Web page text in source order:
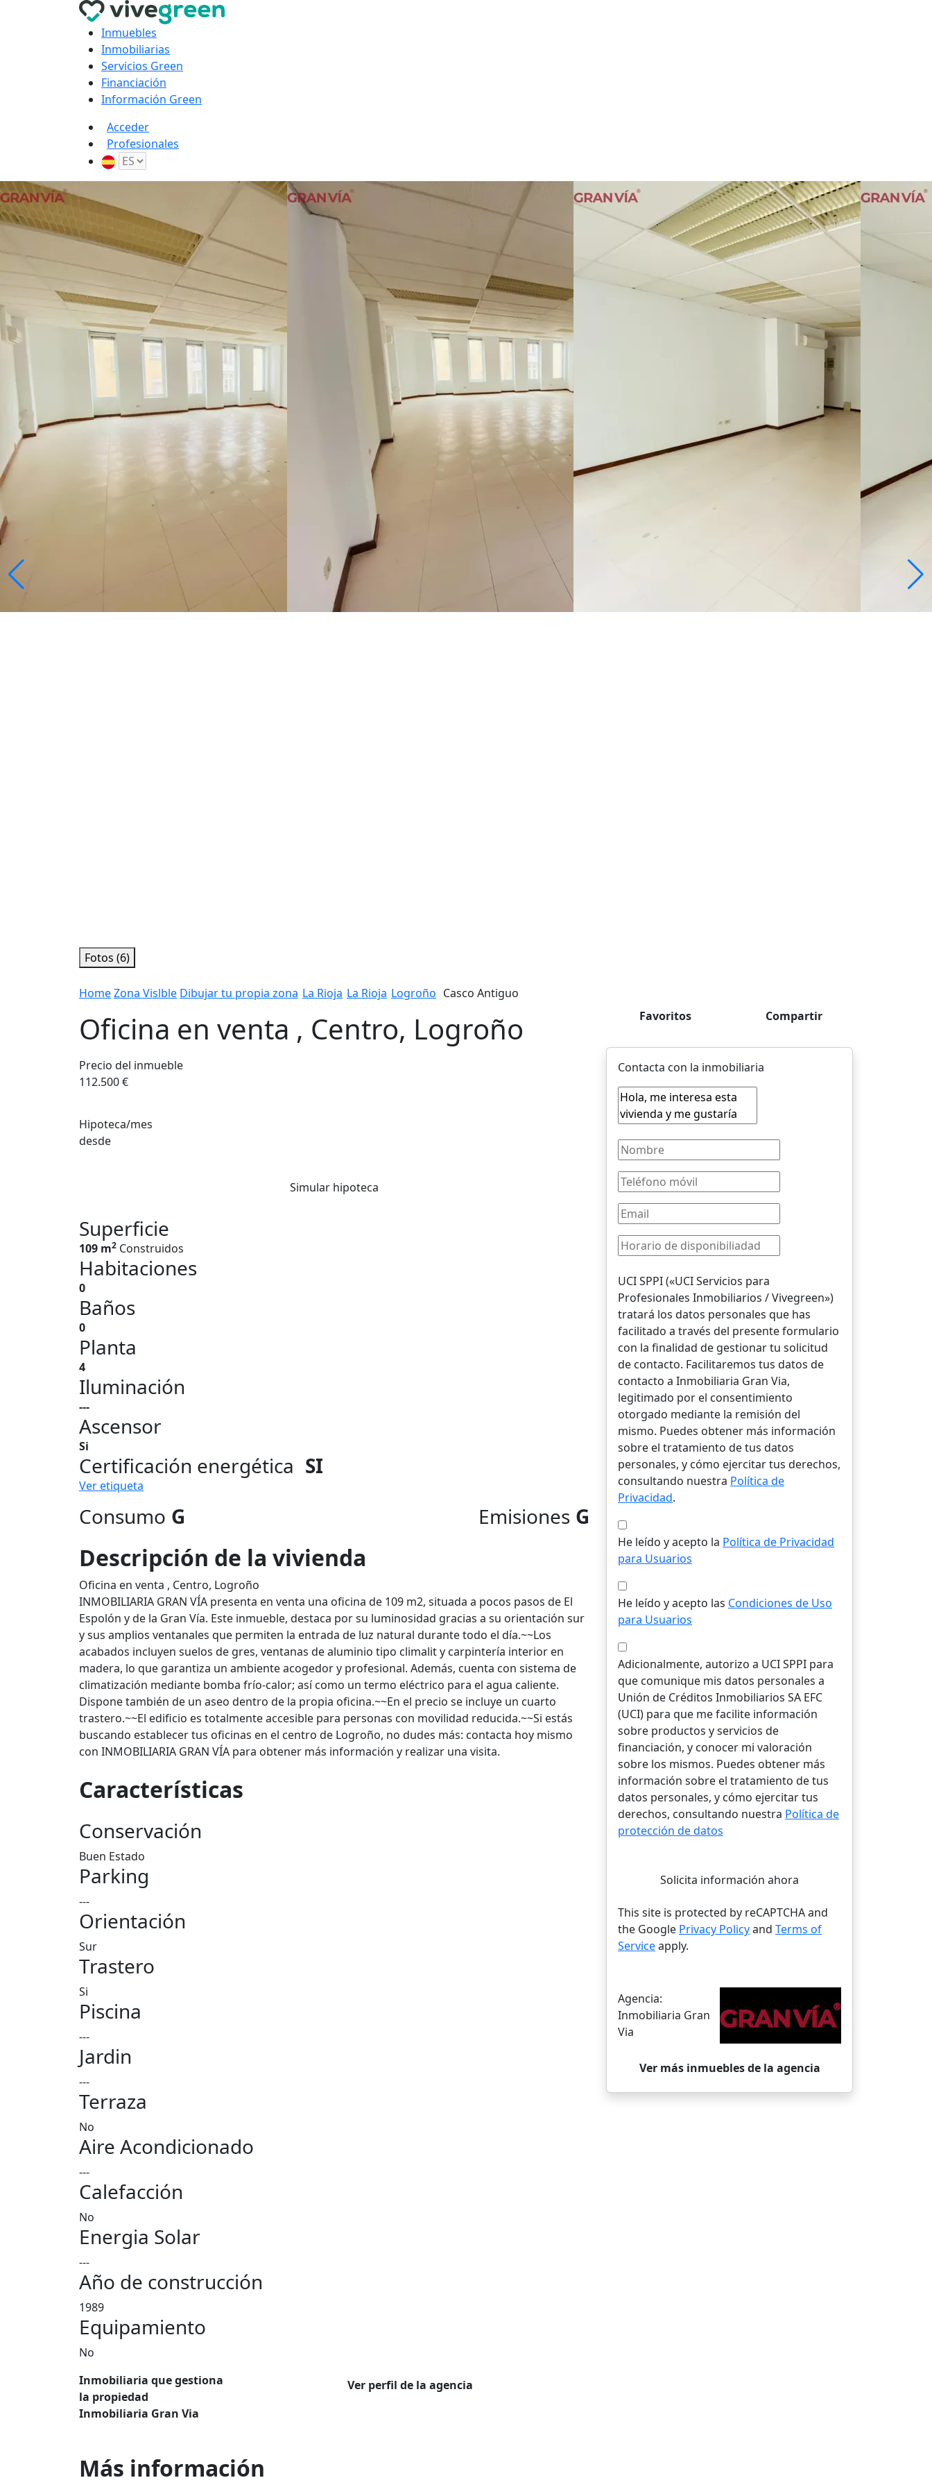
Inmuebles
Inmobiliarias
Servicios Green
Financiación
Información Green
Acceder
Profesionales
Fotos (6)
HomeZona Vislble Dibujar tu propia zona La Rioja La Rioja Logroño Casco Antiguo
Oficina en venta , Centro, Logroño
Precio del inmueble
112.500 €
Hipoteca/mes
desde
Simular hipoteca
Superficie
109 m2 Construidos
Habitaciones
0
Baños
0
Planta
4
Iluminación
---
Ascensor
Si
Certificación energética SI
Ver etiqueta
Consumo G Emisiones G
Descripción de la vivienda
Oficina en venta , Centro, Logroño
INMOBILIARIA GRAN VÍA presenta en venta una oficina de 109 m2, situada a pocos pasos de El
Espolón y de la Gran Vía. Este inmueble, destaca por su luminosidad gracias a su orientación sur
y sus amplios ventanales que permiten la entrada de luz natural durante todo el día.~~Los
acabados incluyen suelos de gres, ventanas de aluminio tipo climalit y carpintería interior en
madera, lo que garantiza un ambiente acogedor y profesional. Además, cuenta con sistema de
climatización mediante bomba frío-calor; así como un termo eléctrico para el agua caliente.
Dispone también de un aseo dentro de la propia oficina.~~En el precio se incluye un cuarto
trastero.~~El edificio es totalmente accesible para personas con movilidad reducida.~~Si estás
buscando establecer tus oficinas en el centro de Logroño, no dudes más: contacta hoy mismo
con INMOBILIARIA GRAN VÍA para obtener más información y realizar una visita.
Características
Conservación
Buen Estado
Parking
---
Orientación
Sur
Trastero
Si
Piscina
---
Jardin
---
Terraza
No
Aire Acondicionado
---
Calefacción
No
Energia Solar
---
Año de construcción
1989
Equipamiento
No
Inmobiliaria que gestiona
la propiedad
Inmobiliaria Gran Via
Ver perfil de la agencia
Más información
Favoritos Compartir
Contacta con la inmobiliaria
UCI SPPI («UCI Servicios para
Profesionales Inmobiliarios / Vivegreen»)
tratará los datos personales que has
facilitado a través del presente formulario
con la finalidad de gestionar tu solicitud
de contacto. Facilitaremos tus datos de
contacto a Inmobiliaria Gran Via,
legitimado por el consentimiento
otorgado mediante la remisión del
mismo. Puedes obtener más información
sobre el tratamiento de tus datos
personales, y cómo ejercitar tus derechos,
consultando nuestra Política de
Privacidad.
He leído y acepto la Política de Privacidad
para Usuarios
He leído y acepto las Condiciones de Uso
para Usuarios
Adicionalmente, autorizo a UCI SPPI para
que comunique mis datos personales a
Unión de Créditos Inmobiliarios SA EFC
(UCI) para que me facilite información
sobre productos y servicios de
financiación, y conocer mi valoración
sobre los mismos. Puedes obtener más
información sobre el tratamiento de tus
datos personales, y cómo ejercitar tus
derechos, consultando nuestra Política de
protección de datos
Solicita información ahora
This site is protected by reCAPTCHA and
the Google Privacy Policyand Terms of
Serviceapply.
Agencia:
Inmobiliaria Gran
Via
Ver más inmuebles de la agencia